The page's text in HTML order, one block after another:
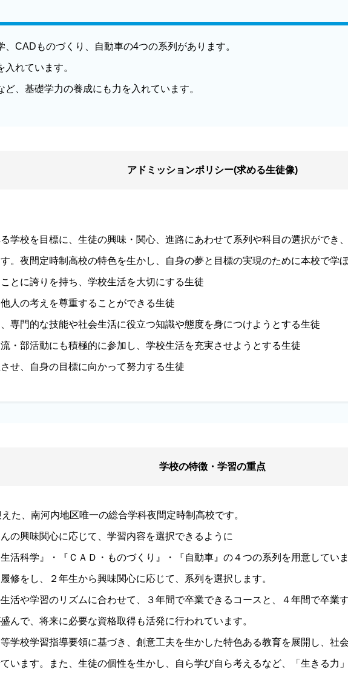
CADものづくり、自動車の4つの系列があります。
れています。
、基礎学力の養成にも力を入れています。
アドミッションポリシー(求める生徒像)
学校を目標に、生徒の興味・関心、進路にあわせて系列や科目の選択ができ
。夜間定時制高校の特色を生かし、自身の夢と目標の実現のために本校で学
とに誇りを持ち、学校生活を大切にする生徒
人の考えを尊重することができる生徒
専門的な技能や社会生活に役立つ知識や態度を身につけようとする生徒
・部活動にも積極的に参加し、学校生活を充実させようとする生徒
せ、自身の目標に向かって努力する生徒
学校の特徴・学習の重点
た、南河内地区唯一の総合学科夜間定時制高校です。
の興味関心に応じて、学習内容を選択できるように
生活科学』・『ＣＡＤ・ものづくり』・『自動車』の４つの系列を用意してい
修をし、２年生から興味関心に応じて、系列を選択します。
活や学習のリズムに合わせて、３年間で卒業できるコースと、４年間で卒業
んで、将来に必要な資格取得も活発に行われています。
学校学習指導要領に基づき、創意工夫を生かした特色ある教育を展開し、社
います。また、生徒の個性を生かし、自ら学び自ら考えるなど、「生きる力